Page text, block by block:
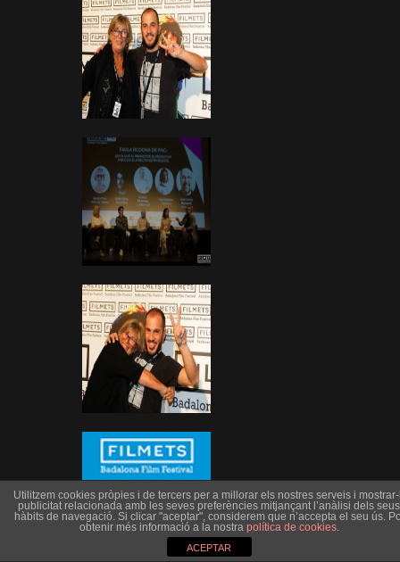
Utilitzem cookies pròpies i de tercers per a millorar els nostres serveis i
publicitat relacionada amb les seves preferències mitjançant l’anàlisi dels seus
hàbits de navegació. Si clicar "aceptar", considerem que n’accepta el seu ús.
obtenir més informació a la nostra política de cookies.
ACEPTAR